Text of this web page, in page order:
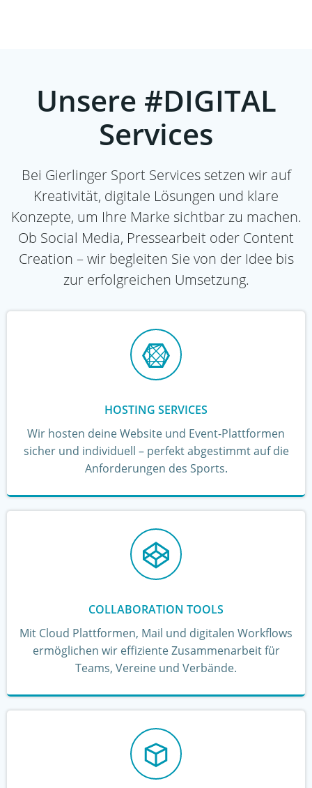
Unsere #DIGITAL
Services
Bei Gierlinger Sport Services setzen wir auf
Kreativität, digitale Lösungen und klare
Konzepte, um Ihre Marke sichtbar zu machen.
Ob Social Media, Pressearbeit oder Content
Creation – wir begleiten Sie von der Idee bis
zur erfolgreichen Umsetzung.
HOSTING SERVICES
Wir hosten deine Website und Event-Plattformen
sicher und individuell – perfekt abgestimmt auf die
Anforderungen des Sports.
COLLABORATION TOOLS
Mit Cloud Plattformen, Mail und digitalen Workflows
ermöglichen wir effiziente Zusammenarbeit für
Teams, Vereine und Verbände.